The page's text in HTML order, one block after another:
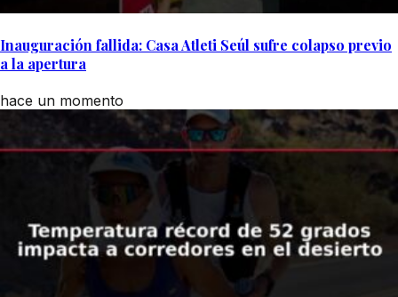
Inauguración fallida: Casa Atleti Seúl sufre colapso previo
a la apertura
hace un momento